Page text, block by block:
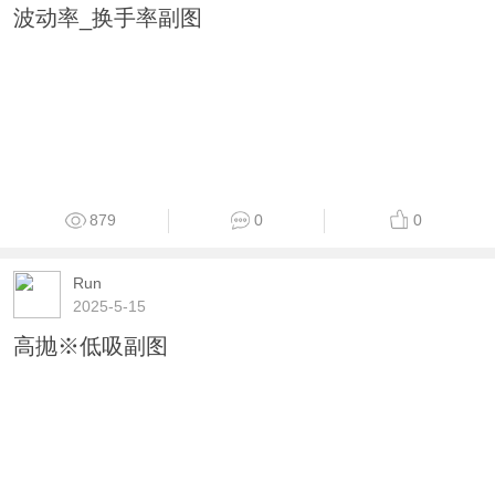
波动率_换手率副图
879 0 0
Run
2025-5-15
高抛※低吸副图